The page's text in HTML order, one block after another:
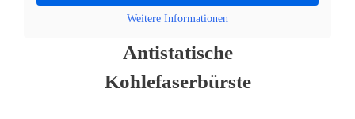
Weitere Informationen
Antistatische
Kohlefaserbürste